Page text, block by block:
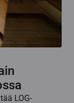
LOG-